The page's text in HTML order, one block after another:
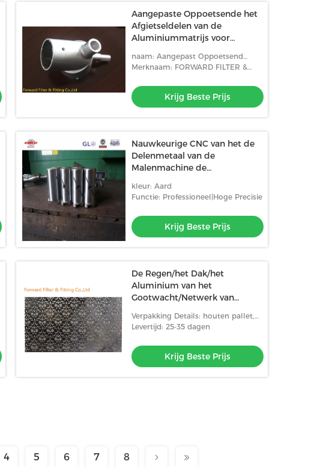
Aangepaste Oppoetsende het
Afgietseldelen van de
Aluminiummatrijs voor
naam: Aangepast Oppoetsend
Delen van het de Matrijzenafgietsel
Aluminiumlegering/Aluminium
Matrijze
Merknaam: FORWARD FILTER &
Krijg Beste Prijs
Nauwkeurige CNC van het de
Delenmetaal van de
Malenmachine de
0.01mm Tolerantie
kleur: Aard
Functie: Professioneel|Hoge Precisie
Krijg Beste Prijs
De Regen/het Dak/het
Aluminium van het
Gootwacht/Netwerk van
Wachten van het Gootblad
Verpakking Details: houten pallet,
karton, houten doos
Levertijd: 25-35 dagen
Krijg Beste Prijs
4 5 6 7 8